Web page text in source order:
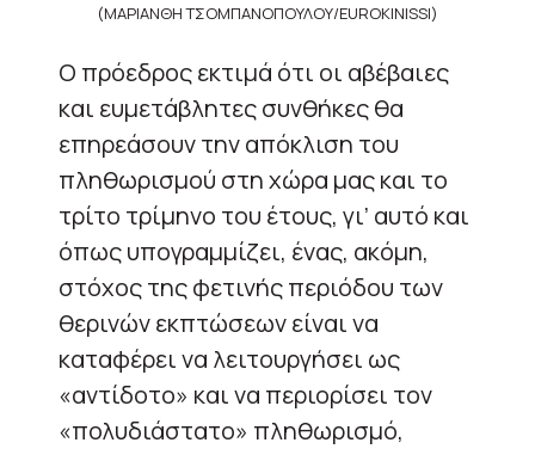
(ΜΑΡΙΑΝΘΗ ΤΣΟΜΠΑΝΟΠΟΥΛΟΥ/EUROKINISSI)
Ο πρόεδρος εκτιμά ότι οι αβέβαιες
και ευμετάβλητες συνθήκες θα
επηρεάσουν την απόκλιση του
πληθωρισμού στη χώρα μας και το
τρίτο τρίμηνο του έτους, γι’ αυτό και
όπως υπογραμμίζει, ένας, ακόμη,
στόχος της φετινής περιόδου των
θερινών εκπτώσεων είναι να
καταφέρει να λειτουργήσει ως
«αντίδοτο» και να περιορίσει τον
«πολυδιάστατο» πληθωρισμό,